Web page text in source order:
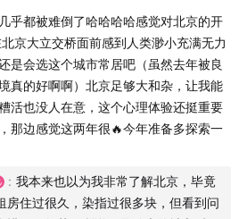
炖」主播，资深运维专家，互联网
，现任某互联网安全公司高管。
，Blog：某高老师 – 人间观察）
「吃较瘦」创始人，运动营养师
乎都被难倒了哈哈哈哈感觉对北京的开
京大立交桥面前感到人类渺小充满无力
是会选这个城市常居吧（虽然去年被良
真的好啊啊）北京足够大和杂，让我能
活也没人在意，这个心理体验还挺重要
那边感觉这两年很🔥今年准备多探索一
: 我本来也以为我非常了解北京，毕竟
房住过很久，染指过很多块，但看到问